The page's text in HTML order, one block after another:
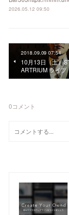
2026.05.12 09:50
2018.09.09 07:54
10月13日（土）
ARTRIUM ライブ
0コメント